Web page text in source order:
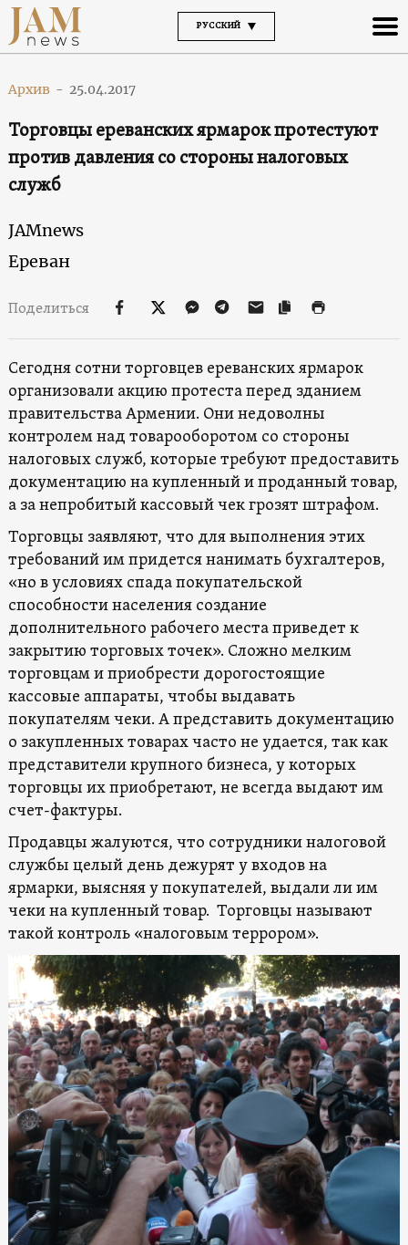
РУССКИЙ
Архив - 25.04.2017
Торговцы ереванских ярмарок протестуют
против давления со стороны налоговых
служб
JAMnews
Ереван
Поделиться
Сегодня сотни торговцев ереванских ярмарок
организовали акцию протеста перед зданием
правительства Армении. Они недоволны
контролем над товарооборотом со стороны
налоговых служб, которые требуют предоставить
документацию на купленный и проданный товар,
а за непробитый кассовый чек грозят штрафом.
Торговцы заявляют, что для выполнения этих
требований им придется нанимать бухгалтеров,
«но в условиях спада покупательской
способности населения создание
дополнительного рабочего места приведет к
закрытию торговых точек». Сложно мелким
торговцам и приобрести дорогостоящие
кассовые аппараты, чтобы выдавать
покупателям чеки. А представить документацию
о закупленных товарах часто не удается, так как
представители крупного бизнеса, у которых
торговцы их приобретают, не всегда выдают им
счет-фактуры.
Продавцы жалуются, что сотрудники налоговой
службы целый день дежурят у входов на
ярмарки, выясняя у покупателей, выдали ли им
чеки на купленный товар. Торговцы называют
такой контроль «налоговым террором».